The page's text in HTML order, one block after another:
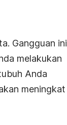
Gangguan ini
melakukan
Anda
meningkat